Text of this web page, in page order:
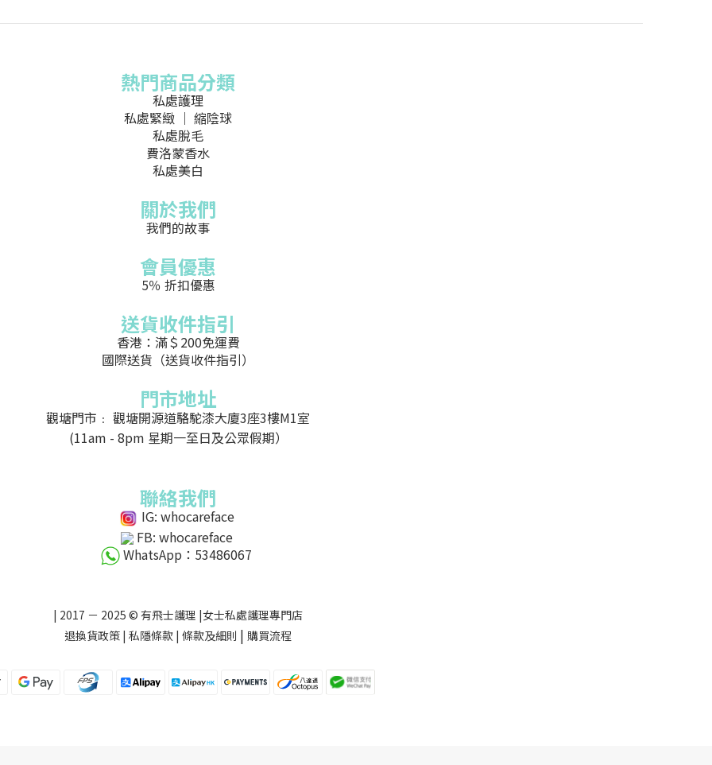
熱門商品分類
私處護理
私處緊緻 ｜ 縮陰球
私處脫毛
費洛蒙香水
私處美白
關於我們
我們的故事
會員優惠
5％ 折扣優惠
送貨收件指引
香港：滿＄200免運費
國際送貨（送貨收件指引）
門市地址
觀塘門市﹕ 觀塘開源道駱駝漆大廈3座3樓M1室
(11am - 8pm 星期一至日及公眾假期）
聯絡我們
IG: whocareface
FB: whocareface
WhatsApp：53486067
| 2017 － 2025 © 有飛士護理 |女士私處護理專門店
退換貨政策 | 私隱條款 | 條款及細則 | 購買流程